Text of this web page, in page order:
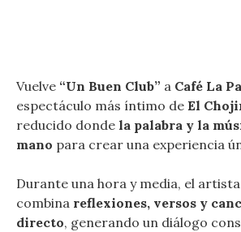
Vuelve “Un Buen Club” a Café La
espectáculo más íntimo de El
reducido donde la palabra y la
mano para crear una experiencia
Durante una hora y media, el artista
combina reflexiones, versos y
directo, generando un diálogo